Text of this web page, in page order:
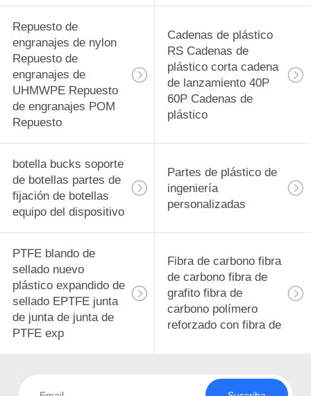
Repuesto de
engranajes de nylon
Repuesto de
engranajes de
UHMWPE Repuesto
de engranajes POM
Repuesto
Cadenas de plástico
RS Cadenas de
plástico corta cadena
de lanzamiento 40P
60P Cadenas de
plástico
botella bucks soporte
de botellas partes de
fijación de botellas
equipo del dispositivo
Partes de plástico de
ingeniería
personalizadas
PTFE blando de
sellado nuevo
plástico expandido de
sellado EPTFE junta
de junta de junta de
PTFE exp
Fibra de carbono fibra
de carbono fibra de
grafito fibra de
carbono polímero
reforzado con fibra de